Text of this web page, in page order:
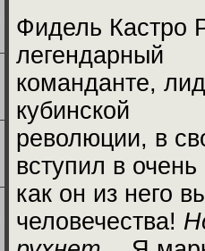
Фидель Кастро
легендарный
команданте,
кубинской
революции, в
вступил в
как он из него
человечества!